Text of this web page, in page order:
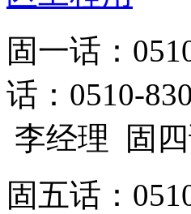
固一话：
话：0510-
李经理 固
固五话：